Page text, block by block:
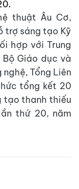
thuật Âu Cơ,
trợ sáng tạo Kỹ
hợp với Trung
Bộ Giáo dục và
Tổng Liên
tổng kết 20
tạo thanh thiếu
thứ 20, năm